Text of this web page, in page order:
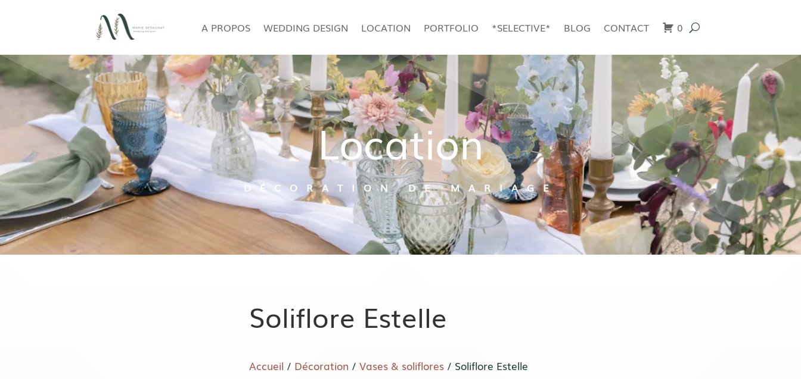
A PROPOS WEDDING DESIGN LOCATION PORTFOLIO *SELECTIVE* BLOG CONTACT 0
Location
DÉCORATION DE MARIAGE
Soliflore Estelle
Accueil / Décoration / Vases & soliflores/ Soliflore Estelle